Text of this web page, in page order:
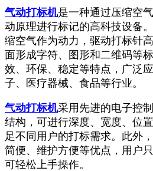
气动打标机是一种通过压缩空
动原理进行标记的高科技设备
缩空气作为动力，驱动打标针
面形成字符、图形和二维码等标
效、环保、稳定等特点，广泛
子、医疗器械、食品等行业。
气动打标机采用先进的电子控
结构，可进行深度、宽度、位
足不同用户的打标需求。此外
简便、维护方便等优点，用户
可轻松上手操作。